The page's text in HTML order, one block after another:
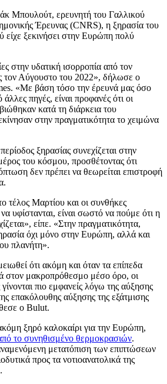
Μπουλούτ, ερευνητή του Γαλλικού
Έρευνας (CNRS), η ξηρασία του
είχε ξεκινήσει στην Ευρώπη πολύ
στην υδατική ισορροπία από τον
τον Αύγουστο του 2022», δήλωσε ο
«Με βάση τόσο την έρευνά μας όσο
πηγές, είναι προφανές ότι οι
κατά τη διάρκεια του
στην πραγματικότητα το χειμώνα
ξηρασίας συνεχίζεται στην
του κόσμου, προσθέτοντας ότι
δεν πρέπει να θεωρείται επιστροφή
τέλος Μαρτίου και οι συνθήκες
υφίστανται, είναι σωστό να πούμε ότι η
είπε. «Στην πραγματικότητα,
όχι μόνο στην Ευρώπη, αλλά και
πλανήτη».
ότι ακόμη και όταν τα επίπεδα
στον μακροπρόθεσμο μέσο όρο, οι
πιο εμφανείς λόγω της αύξησης
επακόλουθης αύξησης της εξάτμισης
ο Bulut.
ξηρό καλοκαίρι για την Ευρώπη,
το συνηθισμένο θερμοκρασιών.
μετατόπιση των επιπτώσεων
προς τα νοτιοανατολικά της